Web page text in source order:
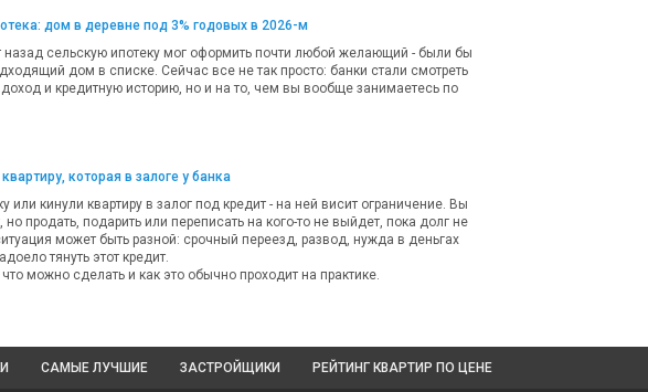
дом в деревне под 3% годовых в 2026-м
назад сельскую ипотеку мог оформить почти любой желающий - были бы
дом в списке. Сейчас все не так просто: банки стали смотреть
доход и кредитную историю, но и на то, чем вы вообще занимаетесь по
которая в залоге у банка
или кинули квартиру в залог под кредит - на ней висит ограничение. Вы
но продать, подарить или переписать на кого-то не выйдет, пока долг не
может быть разной: срочный переезд, развод, нужда в деньгах
тянуть этот кредит.
можно сделать и как это обычно проходит на практике.
САМЫЕ ЛУЧШИЕ ЗАСТРОЙЩИКИ РЕЙТИНГ КВАРТИР ПО ЦЕНЕ